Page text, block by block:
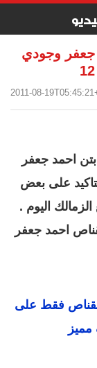
جعفر وجودي
2011-08-
احمد جعفر
على بعض
اليوم .
احمد جعفر
فقط على
مميز